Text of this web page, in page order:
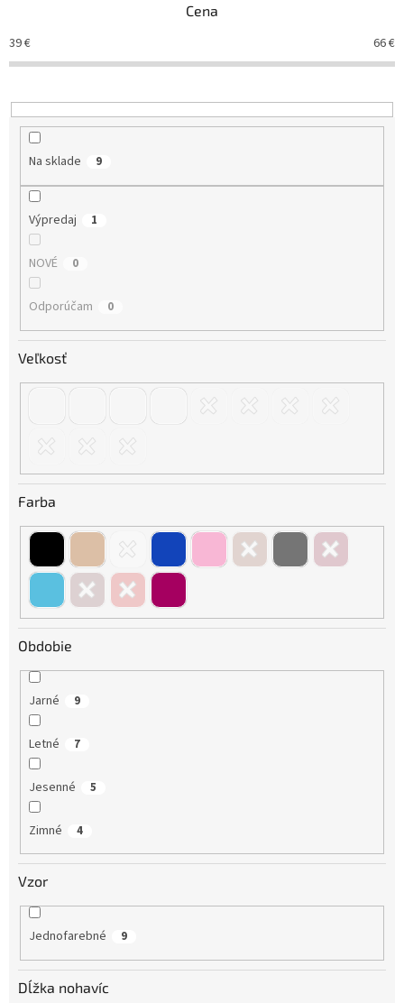
r
o
u
k
Cena
39€ 66€
Na sklade 9
Výpredaj 1
NOVÉ 0
Odporúčam 0
Veľkosť
Farba
Obdobie
Jarné 9
Letné 7
Jesenné 5
Zimné 4
Vzor
Jednofarebné 9
Dĺžka nohavíc